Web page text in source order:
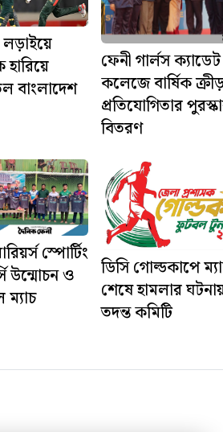
হারিয়ে
বাংলাদেশ
ফেনী গার্লস ক্যাডেট
কলেজে বার্ষিক
প্রতিযোগিতার
বিতরণ
স্পোর্টিং
উন্মোচন ও
ম্যাচ
ডিসি গোল্ডকাপে
শেষে হামলার
তদন্ত কমিটি